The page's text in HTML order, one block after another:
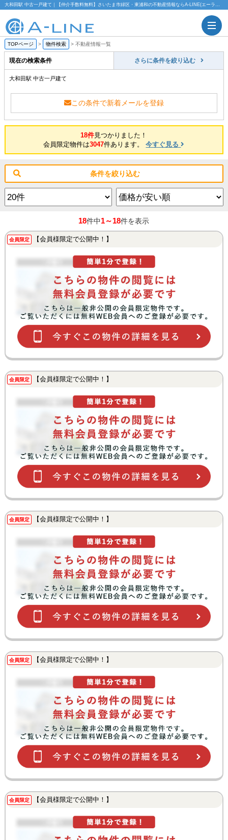
大和田駅 中古一戸建て｜【仲介手数料無料】さいたま市緑区・東浦和の不動産情報ならA-LINE(エーライン)
TOPページ > 物件検索 > 不動産情報一覧
現在の検索条件 さらに条件を絞り込む
大和田駅 中古一戸建て
この条件で新着メールを登録
18件見つかりました！
会員限定物件は3047件あります。今すぐ見る
条件を絞り込む
18件中1～18件を表示
会員限定 【会員様限定で公開中！】
会員限定 【会員様限定で公開中！】
会員限定 【会員様限定で公開中！】
会員限定 【会員様限定で公開中！】
会員限定 【会員様限定で公開中！】